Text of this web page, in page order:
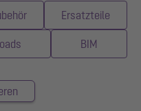
Ersatzteile
BIM